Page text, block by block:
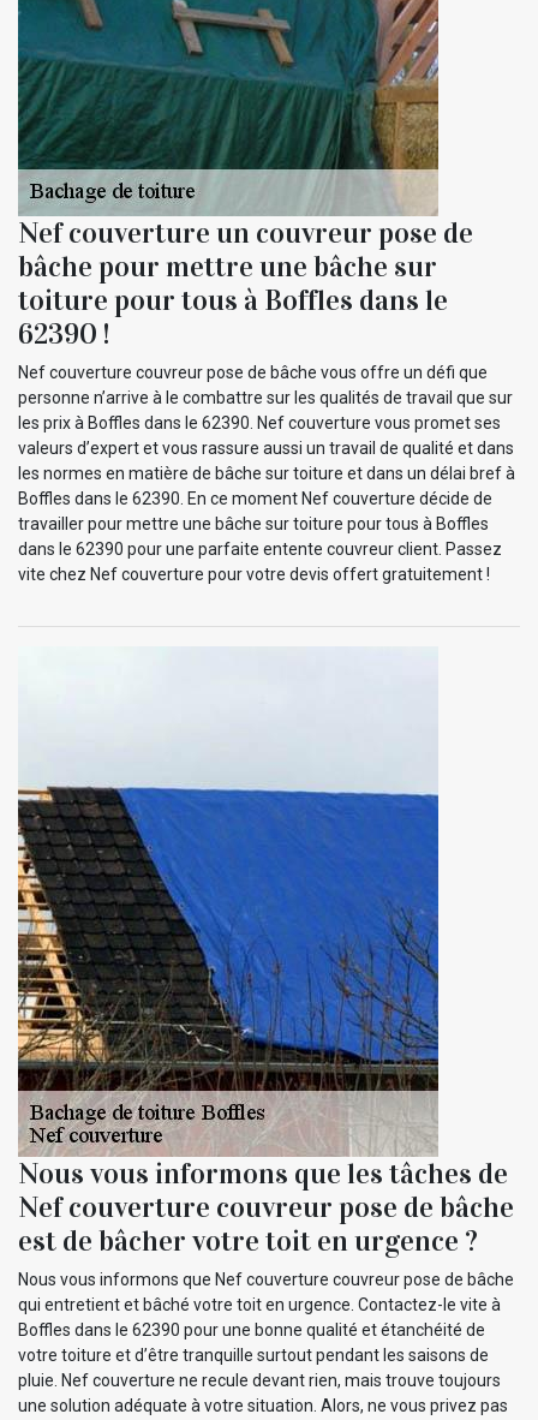
Nef couverture un couvreur pose de
bâche pour mettre une bâche sur
toiture pour tous à Boffles dans le
62390 !
Nef couverture couvreur pose de bâche vous offre un défi que
personne n’arrive à le combattre sur les qualités de travail que sur
les prix à Boffles dans le 62390. Nef couverture vous promet ses
valeurs d’expert et vous rassure aussi un travail de qualité et dans
les normes en matière de bâche sur toiture et dans un délai bref à
Boffles dans le 62390. En ce moment Nef couverture décide de
travailler pour mettre une bâche sur toiture pour tous à Boffles
dans le 62390 pour une parfaite entente couvreur client. Passez
vite chez Nef couverture pour votre devis offert gratuitement !
Nous vous informons que les tâches de
Nef couverture couvreur pose de bâche
est de bâcher votre toit en urgence ?
Nous vous informons que Nef couverture couvreur pose de bâche
qui entretient et bâché votre toit en urgence. Contactez-le vite à
Boffles dans le 62390 pour une bonne qualité et étanchéité de
votre toiture et d’être tranquille surtout pendant les saisons de
pluie. Nef couverture ne recule devant rien, mais trouve toujours
une solution adéquate à votre situation. Alors, ne vous privez pas